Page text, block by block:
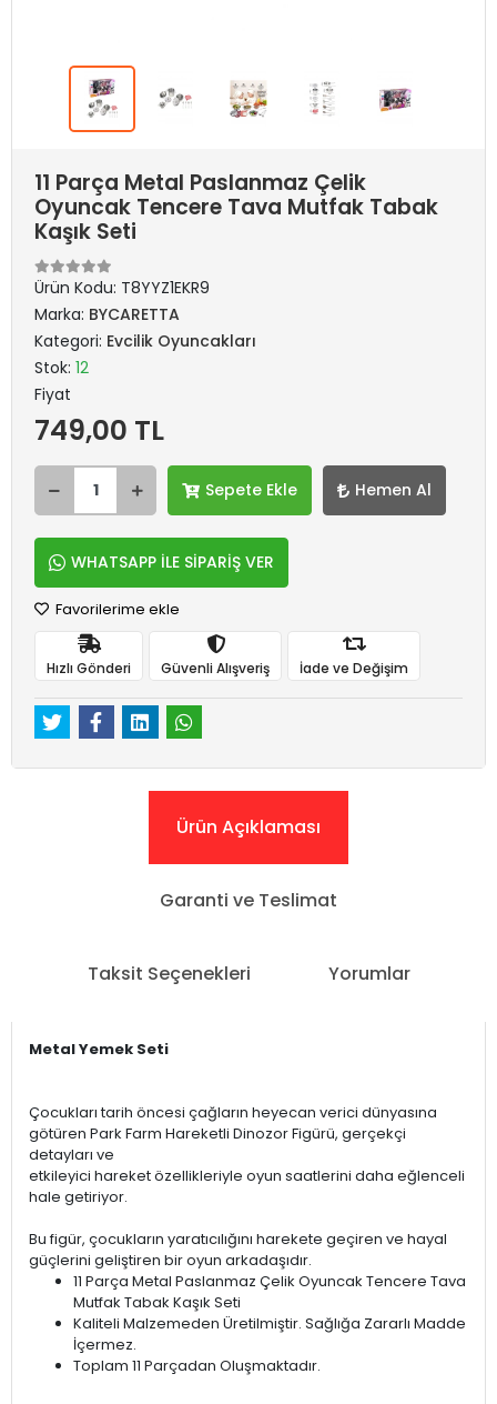
11 Parça Metal Paslanmaz Çelik
Oyuncak Tencere Tava Mutfak Tabak
Kaşık Seti
Ürün Kodu: T8YYZ1EKR9
Marka: BYCARETTA
Kategori: Evcilik Oyuncakları
Stok: 12
Fiyat
749,00 TL
Sepete Ekle Hemen Al
WHATSAPP İLE SİPARİŞ VER
Favorilerime ekle
Hızlı Gönderi Güvenli Alışveriş İade ve Değişim
Ürün Açıklaması
Garanti ve Teslimat
Taksit Seçenekleri Yorumlar
Metal Yemek Seti
Çocukları tarih öncesi çağların heyecan verici dünyasına
götüren Park Farm Hareketli Dinozor Figürü, gerçekçi
detayları ve
etkileyici hareket özellikleriyle oyun saatlerini daha eğlenceli
hale getiriyor.
Bu figür, çocukların yaratıcılığını harekete geçiren ve hayal
güçlerini geliştiren bir oyun arkadaşıdır.
11 Parça Metal Paslanmaz Çelik Oyuncak Tencere Tava
Mutfak Tabak Kaşık Seti
Kaliteli Malzemeden Üretilmiştir. Sağlığa Zararlı Madde
İçermez.
Toplam 11 Parçadan Oluşmaktadır.